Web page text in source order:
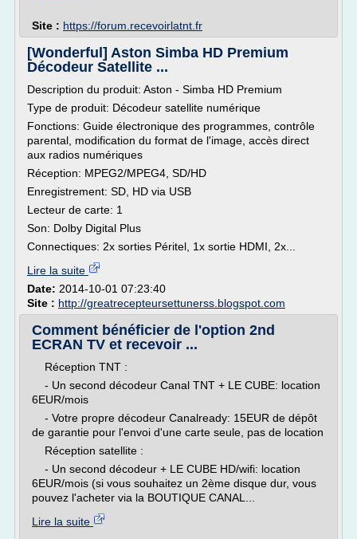
Site : https://forum.recevoirlatnt.fr
[Wonderful] Aston Simba HD Premium
Décodeur Satellite ...
Description du produit: Aston - Simba HD Premium
Type de produit: Décodeur satellite numérique
Fonctions: Guide électronique des programmes, contrôle
parental, modification du format de l'image, accès direct
aux radios numériques
Réception: MPEG2/MPEG4, SD/HD
Enregistrement: SD, HD via USB
Lecteur de carte: 1
Son: Dolby Digital Plus
Connectiques: 2x sorties Péritel, 1x sortie HDMI, 2x...
Lire la suite
Date: 2014-10-01 07:23:40
Site : http://greatrecepteursettunerss.blogspot.com
Comment bénéficier de l'option 2nd
ECRAN TV et recevoir ...
Réception TNT :
- Un second décodeur Canal TNT + LE CUBE: location
6EUR/mois
- Votre propre décodeur Canalready: 15EUR de dépôt
de garantie pour l'envoi d'une carte seule, pas de location
Réception satellite :
- Un second décodeur + LE CUBE HD/wifi: location
6EUR/mois (si vous souhaitez un 2ème disque dur, vous
pouvez l'acheter via la BOUTIQUE CANAL...
Lire la suite